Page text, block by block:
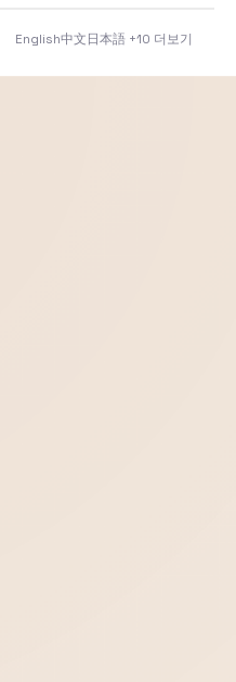
English中文 日本語 +10 더보기